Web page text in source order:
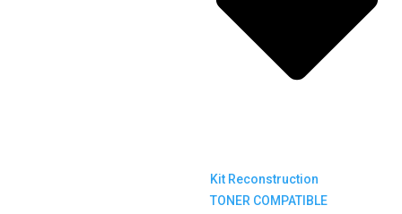
Kit Reconstruction
TONER COMPATIBLE